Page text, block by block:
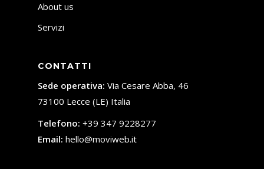
About us
Servizi
CONTATTI
Sede operativa: Via Cesare Abba, 46
73100 Lecce (LE) Italia
Telefono: +39 347 9228277
Email: hello@moviweb.it